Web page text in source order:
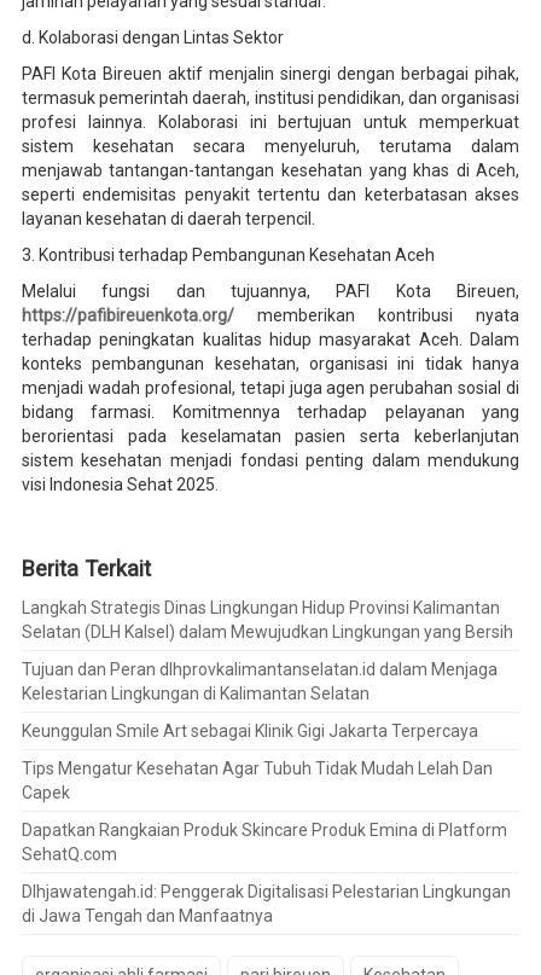
d. Kolaborasi dengan Lintas Sektor
PAFI Kota Bireuen aktif menjalin sinergi dengan berbagai pihak,
termasuk pemerintah daerah, institusi pendidikan, dan organisasi
profesi lainnya. Kolaborasi ini bertujuan untuk memperkuat
sistem kesehatan secara menyeluruh, terutama dalam
menjawab tantangan-tantangan kesehatan yang khas di Aceh,
seperti endemisitas penyakit tertentu dan keterbatasan akses
layanan kesehatan di daerah terpencil.
3. Kontribusi terhadap Pembangunan Kesehatan Aceh
Melalui fungsi dan tujuannya, PAFI Kota Bireuen,
https://pafibireuenkota.org/memberikan kontribusi nyata
terhadap peningkatan kualitas hidup masyarakat Aceh. Dalam
konteks pembangunan kesehatan, organisasi ini tidak hanya
menjadi wadah profesional, tetapi juga agen perubahan sosial di
bidang farmasi. Komitmennya terhadap pelayanan yang
berorientasi pada keselamatan pasien serta keberlanjutan
sistem kesehatan menjadi fondasi penting dalam mendukung
visi Indonesia Sehat 2025.
Berita Terkait
Langkah Strategis Dinas Lingkungan Hidup Provinsi Kalimantan
Selatan (DLH Kalsel) dalam Mewujudkan Lingkungan yang Bersih
Tujuan dan Peran dlhprovkalimantanselatan.id dalam Menjaga
Kelestarian Lingkungan di Kalimantan Selatan
Keunggulan Smile Art sebagai Klinik Gigi Jakarta Terpercaya
Tips Mengatur Kesehatan Agar Tubuh Tidak Mudah Lelah Dan
Capek
Dapatkan Rangkaian Produk Skincare Produk Emina di Platform
SehatQ.com
Dlhjawatengah.id: Penggerak Digitalisasi Pelestarian Lingkungan
di Jawa Tengah dan Manfaatnya